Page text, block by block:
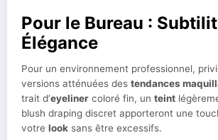
Pour le Bureau :
Élégance
Pour un environnement professionnel,
versions atténuées des tendances
trait d’eyeliner coloré fin, un teint
blush draping discret apporteront une
votre look sans être excessifs.